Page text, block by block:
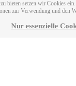
bieten setzen wir Cookies
zur Verwendung und den
Nur essenzielle